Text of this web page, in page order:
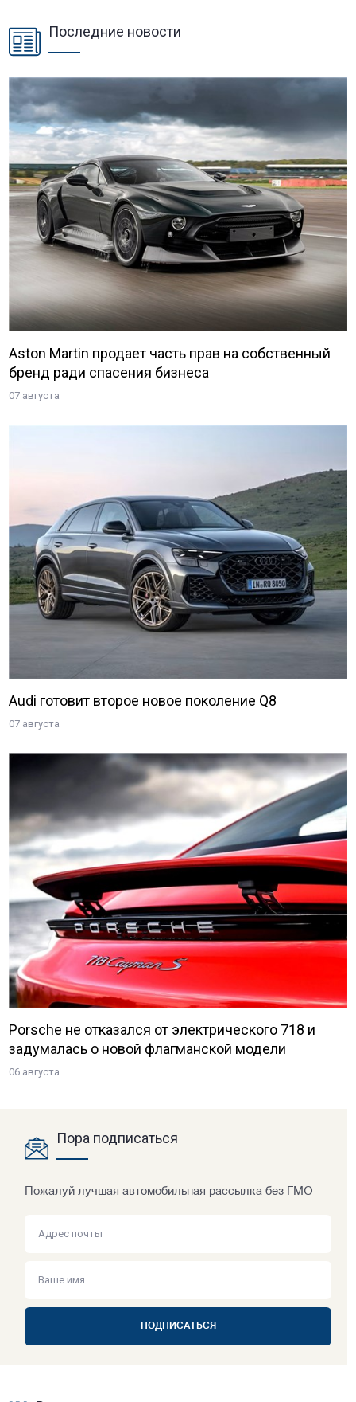
Последние новости
Aston Martin продает часть прав на собственный
бренд ради спасения бизнеса
07 августа
Audi готовит второе новое поколение Q8
07 августа
Porsche не отказался от электрического 718 и
задумалась о новой флагманской модели
06 августа
Пора подписаться
Пожалуй лучшая автомобильная рассылка без ГМО
ПОДПИСАТЬСЯ